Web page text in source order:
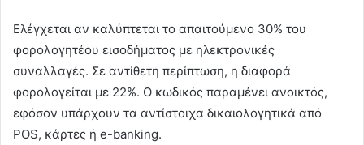
Ελέγχεται αν καλύπτεται το απαιτούμενο 30% του
φορολογητέου εισοδήματος με ηλεκτρονικές
συναλλαγές. Σε αντίθετη περίπτωση, η διαφορά
φορολογείται με 22%. Ο κωδικός παραμένει ανοικτός,
εφόσον υπάρχουν τα αντίστοιχα δικαιολογητικά από
POS, κάρτες ή e-banking.